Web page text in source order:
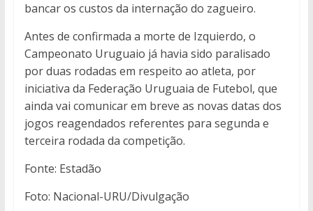
bancar os custos da internação do zagueiro.
Antes de confirmada a morte de Izquierdo, o
Campeonato Uruguaio já havia sido paralisado
por duas rodadas em respeito ao atleta, por
iniciativa da Federação Uruguaia de Futebol, que
ainda vai comunicar em breve as novas datas dos
jogos reagendados referentes para segunda e
terceira rodada da competição.
Fonte: Estadão
Foto: Nacional-URU/Divulgação